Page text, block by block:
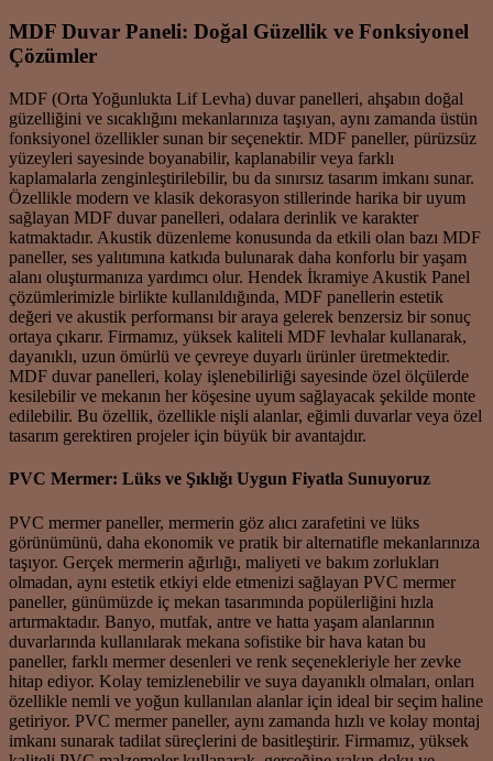
MDF Duvar Paneli: Doğal Güzellik ve Fonksiyonel
Çözümler
MDF (Orta Yoğunlukta Lif Levha) duvar panelleri, ahşabın doğal
güzelliğini ve sıcaklığını mekanlarınıza taşıyan, aynı zamanda üstün
fonksiyonel özellikler sunan bir seçenektir. MDF paneller, pürüzsüz
yüzeyleri sayesinde boyanabilir, kaplanabilir veya farklı
kaplamalarla zenginleştirilebilir, bu da sınırsız tasarım imkanı sunar.
Özellikle modern ve klasik dekorasyon stillerinde harika bir uyum
sağlayan MDF duvar panelleri, odalara derinlik ve karakter
katmaktadır. Akustik düzenleme konusunda da etkili olan bazı MDF
paneller, ses yalıtımına katkıda bulunarak daha konforlu bir yaşam
alanı oluşturmanıza yardımcı olur. Hendek İkramiye Akustik Panel
çözümlerimizle birlikte kullanıldığında, MDF panellerin estetik
değeri ve akustik performansı bir araya gelerek benzersiz bir sonuç
ortaya çıkarır. Firmamız, yüksek kaliteli MDF levhalar kullanarak,
dayanıklı, uzun ömürlü ve çevreye duyarlı ürünler üretmektedir.
MDF duvar panelleri, kolay işlenebilirliği sayesinde özel ölçülerde
kesilebilir ve mekanın her köşesine uyum sağlayacak şekilde monte
edilebilir. Bu özellik, özellikle nişli alanlar, eğimli duvarlar veya özel
tasarım gerektiren projeler için büyük bir avantajdır.
PVC Mermer: Lüks ve Şıklığı Uygun Fiyatla Sunuyoruz
PVC mermer paneller, mermerin göz alıcı zarafetini ve lüks
görünümünü, daha ekonomik ve pratik bir alternatifle mekanlarınıza
taşıyor. Gerçek mermerin ağırlığı, maliyeti ve bakım zorlukları
olmadan, aynı estetik etkiyi elde etmenizi sağlayan PVC mermer
paneller, günümüzde iç mekan tasarımında popülerliğini hızla
artırmaktadır. Banyo, mutfak, antre ve hatta yaşam alanlarının
duvarlarında kullanılarak mekana sofistike bir hava katan bu
paneller, farklı mermer desenleri ve renk seçenekleriyle her zevke
hitap ediyor. Kolay temizlenebilir ve suya dayanıklı olmaları, onları
özellikle nemli ve yoğun kullanılan alanlar için ideal bir seçim haline
getiriyor. PVC mermer paneller, aynı zamanda hızlı ve kolay montaj
imkanı sunarak tadilat süreçlerini de basitleştirir. Firmamız, yüksek